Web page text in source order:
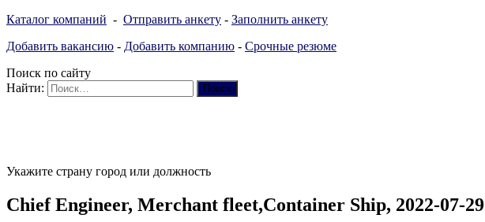
Каталог компаний - Отправить анкету - Заполнить анкету
Добавить вакансию - Добавить компанию - Срочные резюме
Поиск по сайту
Найти:
Укажите страну город или должность
Chief Engineer, Merchant fleet,Container Ship, 2022-07-29